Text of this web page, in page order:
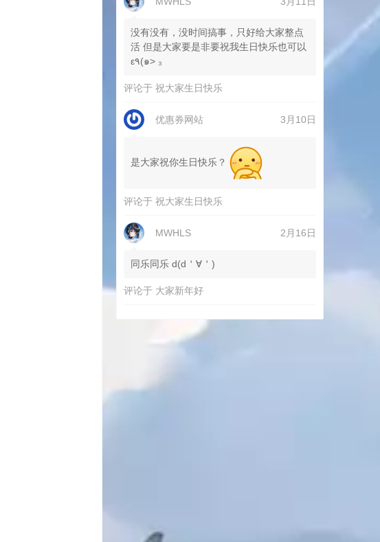
没有没有，没时间搞事，只好给大家整点
活 但是大家要是非要祝我生日快乐也可以
ε٩(๑> ₃
评论于祝大家生日快乐
优惠券网站 3月10日
是大家祝你生日快乐？
评论于祝大家生日快乐
MWHLS 2月16日
同乐同乐 d(d＇∀＇)
评论于 大家新年好